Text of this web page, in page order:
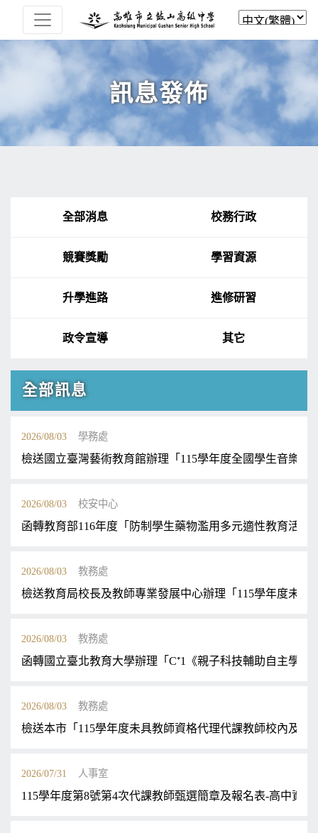
訊息發佈
全部消息 校務行政
競賽獎勵 學習資源
升學進路 進修研習
政令宣導 其它
全部訊息
2026/08/03 學務處
檢送國立臺灣藝術教育館辦理「115學年度全國學生音樂
2026/08/03 校安中心
函轉教育部116年度「防制學生藥物濫用多元適性教育活
2026/08/03 教務處
檢送教育局校長及教師專業發展中心辦理「115學年度未
2026/08/03 教務處
函轉國立臺北教育大學辦理「C⁺1《親子科技輔助自主學
2026/08/03 教務處
檢送本市「115學年度未具教師資格代理代課教師校內及跨
2026/07/31 人事室
115學年度第8號第4次代課教師甄選簡章及報名表-高中資訊